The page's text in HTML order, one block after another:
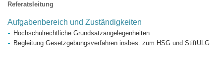
Referatsleitung
Aufgabenbereich und Zuständigkeiten
Hochschulrechtliche Grundsatzangelegenheiten
Begleitung Gesetzgebungsverfahren insbes. zum HSG und StiftULG